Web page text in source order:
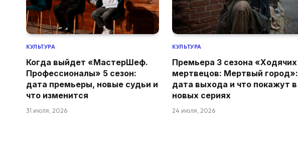
КУЛЬТУРА
Когда выйдет «МастерШеф.
Профессионалы» 5 сезон:
дата премьеры, новые судьи и
что изменится
31 июля, 2026
КУЛЬТУРА
Премьера 3 сезона «Ходячих
мертвецов: Мертвый город»:
дата выхода и что покажут в
новых сериях
24 июля, 2026